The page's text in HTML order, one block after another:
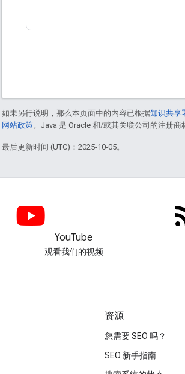
奖励那些能为访问者带来愉悦体
创作的内容能够借助我们新推出
如未另行说明，那么本页面中的内容已根据知识共享
网站政策。Java 是 Oracle 和/或其关联公司的注册商
最后更新时间 (UTC)：2025-10-05。
YouTube
观看我们的视频
资源
您需要 SEO 吗？
SEO 新手指南